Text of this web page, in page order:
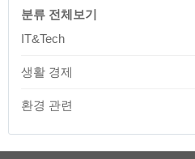
분류 전체보기
IT&Tech
생활 경제
환경 관련